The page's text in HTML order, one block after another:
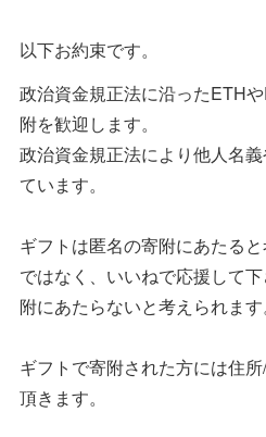
以下お約束です。
政治資金規正法に沿ったETH
附を歓迎します。
政治資金規正法により他人名
ています。
ギフトは匿名の寄附にあたる
ではなく、いいねで応援して
附にあたらないと考えられます
ギフトで寄附された方には住
頂きます。